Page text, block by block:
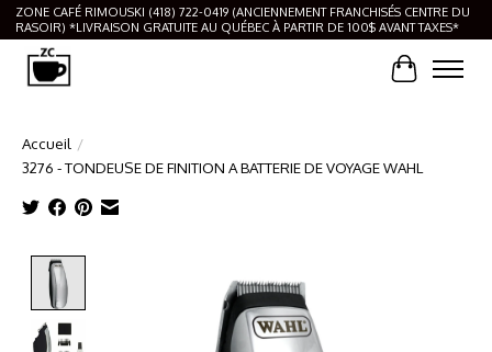
ZONE CAFÉ RIMOUSKI (418) 722-0419 (ANCIENNEMENT FRANCHISÉS CENTRE DU
RASOIR) *LIVRAISON GRATUITE AU QUÉBEC À PARTIR DE 100$ AVANT TAXES*
Panier
Accueil /
3276 - TONDEUSE DE FINITION A BATTERIE DE VOYAGE WAHL